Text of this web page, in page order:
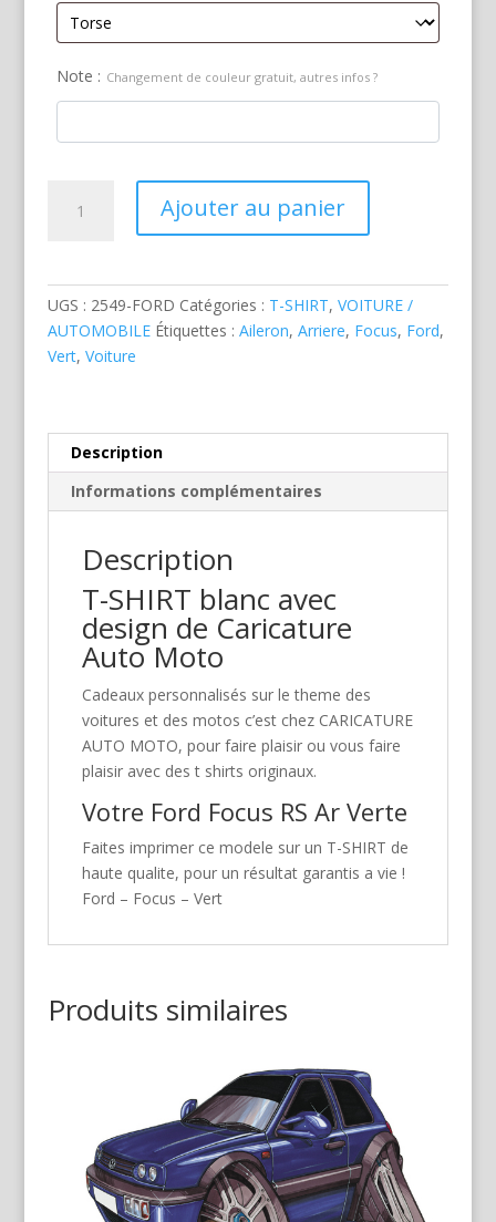
Note : Changement de couleur gratuit, autres infos ?
Ajouter au panier
UGS : 2549-FORD Catégories : T-SHIRT, VOITURE /
AUTOMOBILE Étiquettes : Aileron, Arriere, Focus, Ford,
Vert, Voiture
Description
Informations complémentaires
Description
T-SHIRT blanc avec
design de Caricature
Auto Moto
Cadeaux personnalisés sur le theme des
voitures et des motos c’est chez CARICATURE
AUTO MOTO, pour faire plaisir ou vous faire
plaisir avec des t shirts originaux.
Votre Ford Focus RS Ar Verte
Faites imprimer ce modele sur un T-SHIRT de
haute qualite, pour un résultat garantis a vie !
Ford – Focus – Vert
Produits similaires